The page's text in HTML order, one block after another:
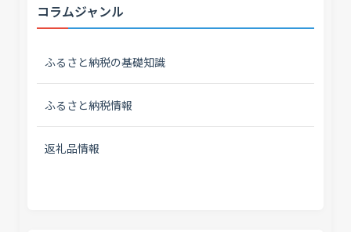
コラムジャンル
ふるさと納税の基礎知識
ふるさと納税情報
返礼品情報